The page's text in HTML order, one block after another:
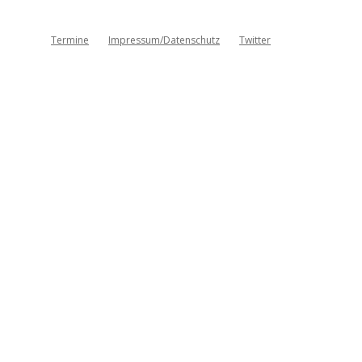
Termine Impressum/Datenschutz Twitter